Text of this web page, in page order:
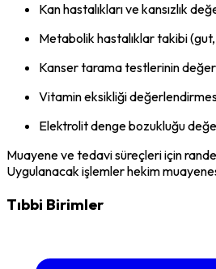
Kan hastalıkları ve kansızlık
Metabolik hastalıklar takibi
Kanser tarama testlerinin
Vitamin eksikliği
Elektrolit denge bozukluğu
Muayene ve tedavi süreçleri için
Uygulanacak işlemler hekim
Tıbbi Birimler